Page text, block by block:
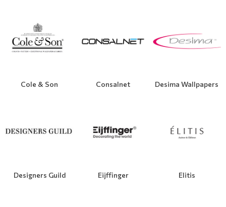
Cole & Son Consalnet Desima Wallpapers
Designers Guild Eijffinger Elitis